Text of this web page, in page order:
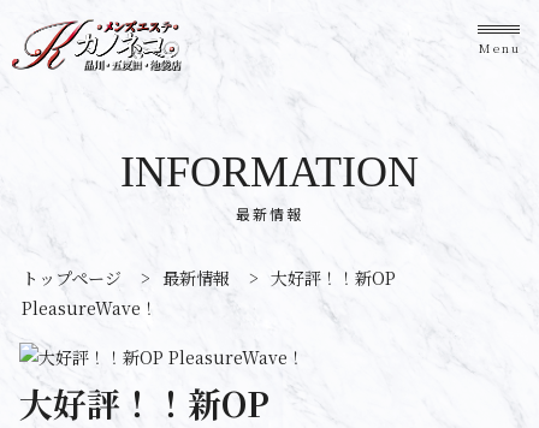
Menu
最新情報
INFORMATION
トップページ > 最新情報 > 大好評！！新OP
PleasureWave！
大好評！！新OP